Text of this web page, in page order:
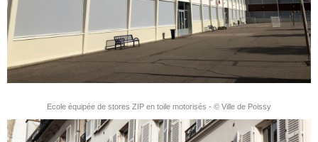
Ecole équipée de stores ZIP en toile motorisés - © Ville de Poissy